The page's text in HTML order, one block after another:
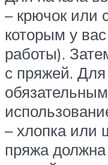
– крючок или
которым у
работы).
с пряжей.
– хлопка или
пряжа